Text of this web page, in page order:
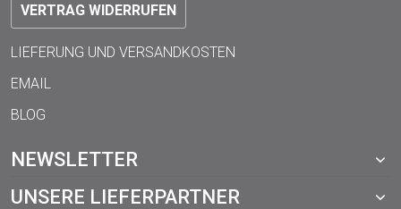
VERTRAG WIDERRUFEN
LIEFERUNG UND VERSANDKOSTEN
EMAIL
BLOG
NEWSLETTER
UNSERE LIEFERPARTNER